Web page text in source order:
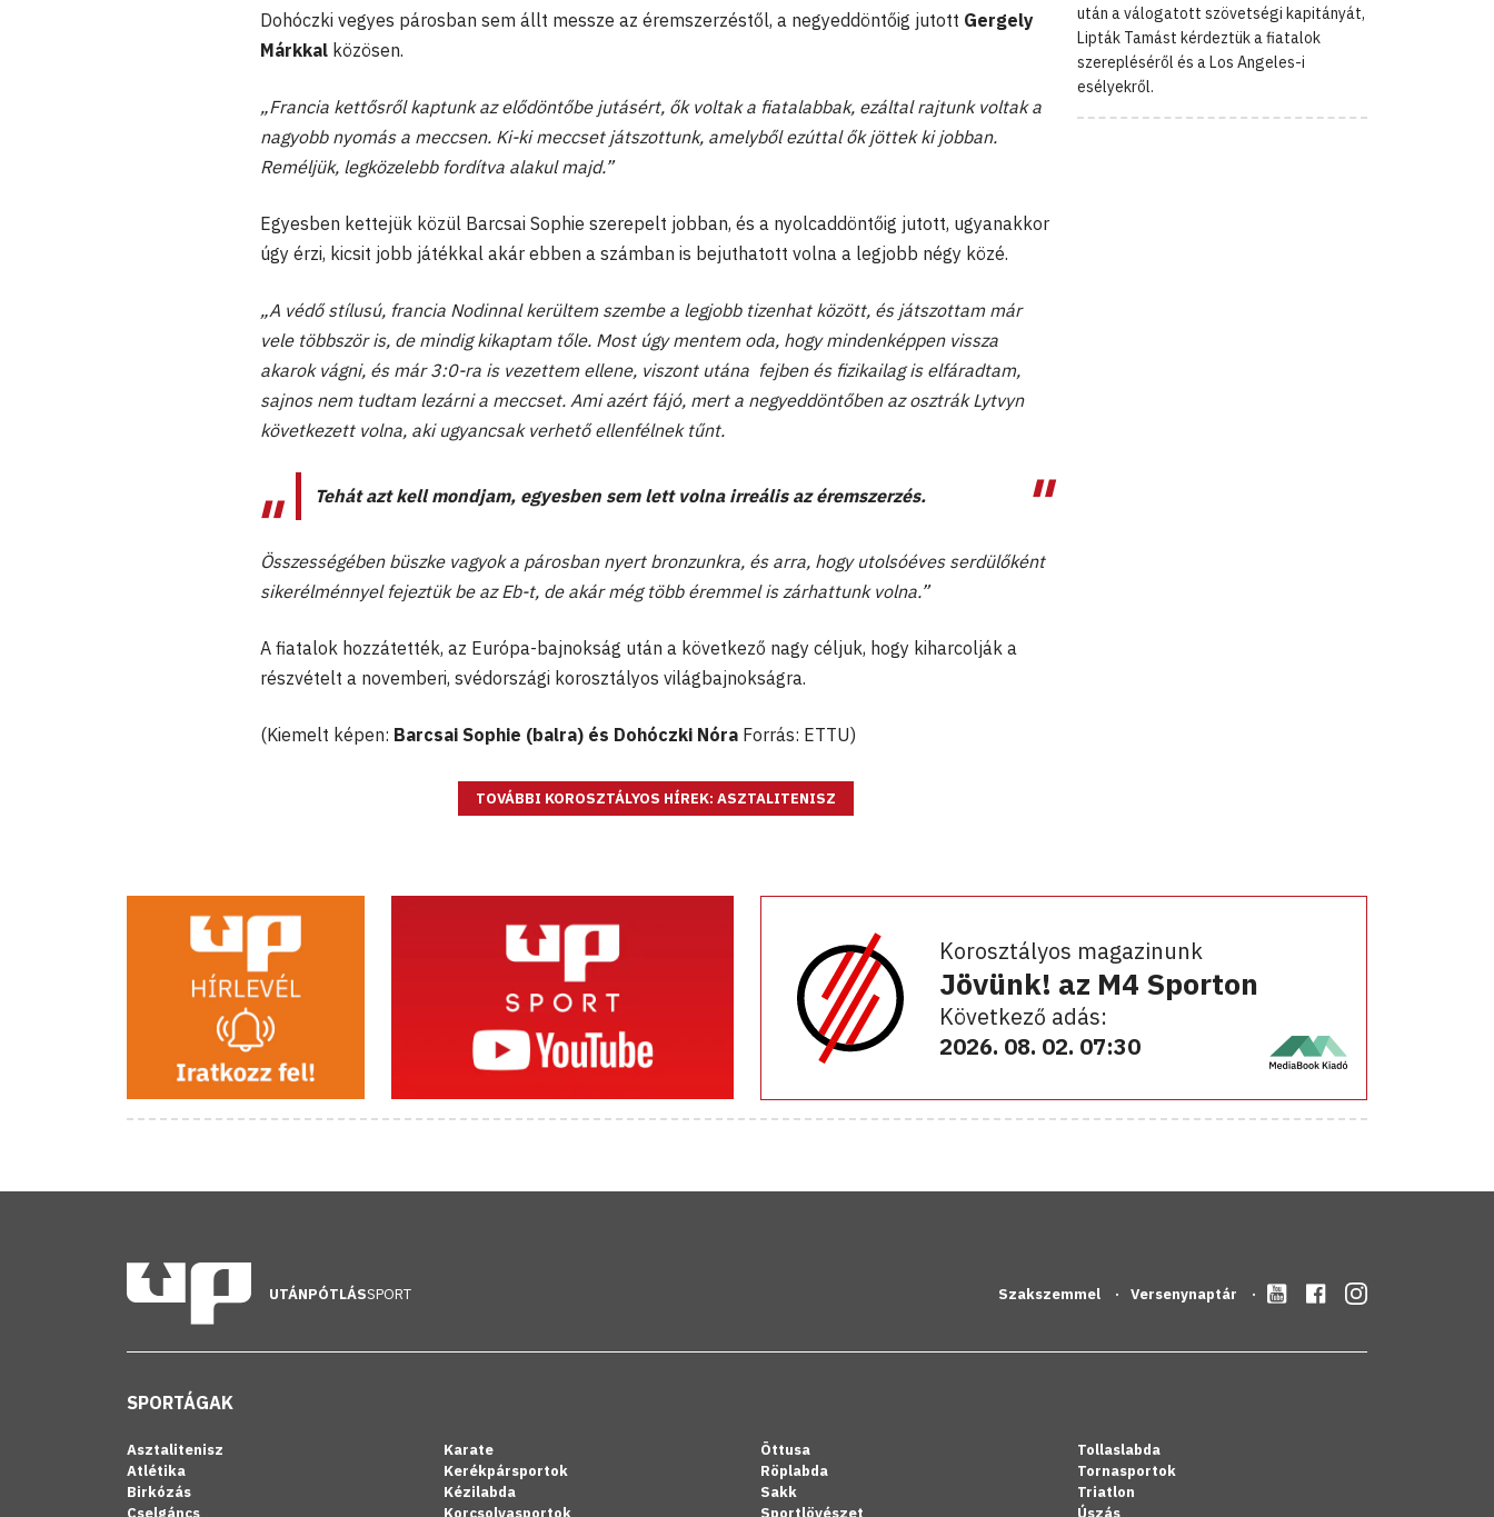
Dohóczki vegyes párosban sem állt messze az éremszerzéstől, a negyeddöntőig jutott Gergely
Márkkal közösen.
„Francia kettősről kaptunk az elődöntőbe jutásért, ők voltak a fiatalabbak, ezáltal rajtunk voltak a
nagyobb nyomás a meccsen. Ki-ki meccset játszottunk, amelyből ezúttal ők jöttek ki jobban.
Reméljük, legközelebb fordítva alakul majd.”
Egyesben kettejük közül Barcsai Sophie szerepelt jobban, és a nyolcaddöntőig jutott, ugyanakkor
úgy érzi, kicsit jobb játékkal akár ebben a számban is bejuthatott volna a legjobb négy közé.
„A védő stílusú, francia Nodinnal kerültem szembe a legjobb tizenhat között, és játszottam már
vele többször is, de mindig kikaptam tőle. Most úgy mentem oda, hogy mindenképpen vissza
akarok vágni, és már 3:0-ra is vezettem ellene, viszont utána fejben és fizikailag is elfáradtam,
sajnos nem tudtam lezárni a meccset. Ami azért fájó, mert a negyeddöntőben az osztrák Lytvyn
következett volna, aki ugyancsak verhető ellenfélnek tűnt.
Tehát azt kell mondjam, egyesben sem lett volna irreális az éremszerzés.
Összességében büszke vagyok a párosban nyert bronzunkra, és arra, hogy utolsóéves serdülőként
sikerélménnyel fejeztük be az Eb-t, de akár még több éremmel is zárhattunk volna.”
A fiatalok hozzátették, az Európa-bajnokság után a következő nagy céljuk, hogy kiharcolják a
részvételt a novemberi, svédországi korosztályos világbajnokságra.
(Kiemelt képen: Barcsai Sophie (balra) és Dohóczki Nóra Forrás: ETTU)
TOVÁBBI KOROSZTÁLYOS HÍREK: ASZTALITENISZ
után a válogatott szövetségi kapitányát,
Lipták Tamást kérdeztük a fiatalok
szerepléséről és a Los Angeles-i
esélyekről.
Korosztályos magazinunk
Jövünk! az M4 Sporton
Következő adás:
2026. 08. 02. 07:30
UTÁNPÓTLÁSSPORT Szakszemmel Versenynaptár
SPORTÁGAK
Asztalitenisz
Atlétika
Birkózás
Karate
Kerékpársportok
Kézilabda
Öttusa
Röplabda
Sakk
Tollaslabda
Tornasportok
Triatlon